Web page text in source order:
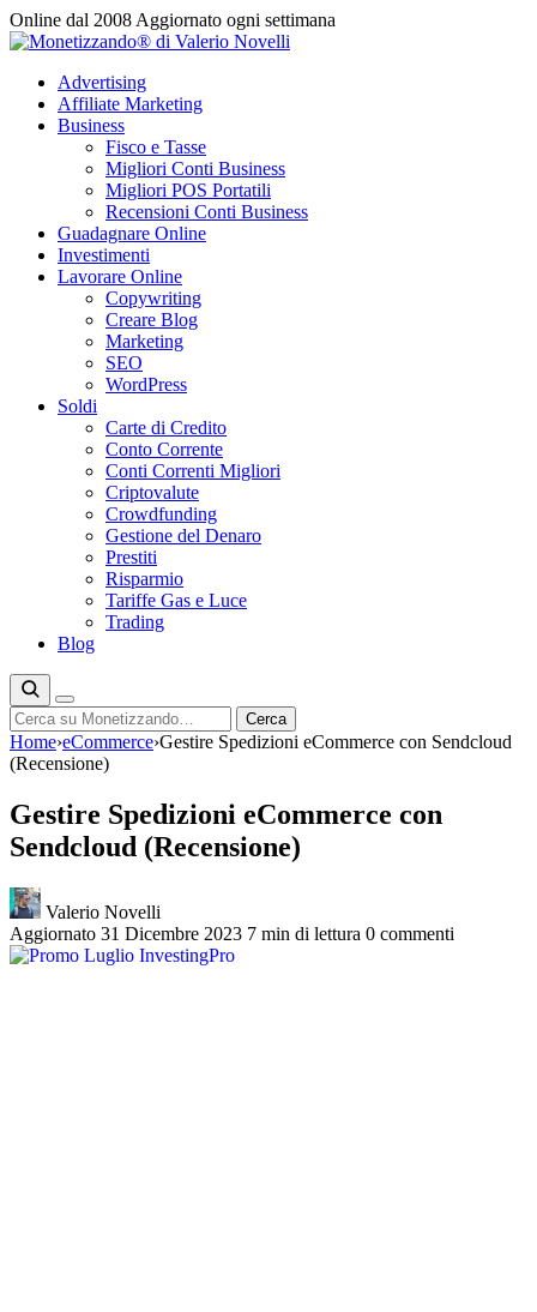
Vai
al
Online dal 2008 Aggiornato ogni settimana
Advertising
Affiliate Marketing
Business
Fisco e Tasse
Migliori Conti Business
Migliori POS Portatili
Recensioni Conti Business
Guadagnare Online
Investimenti
Lavorare Online
Copywriting
Creare Blog
Marketing
SEO
WordPress
Soldi
Carte di Credito
Conto Corrente
Conti Correnti Migliori
Criptovalute
Crowdfunding
Gestione del Denaro
Prestiti
Risparmio
Tariffe Gas e Luce
Trading
Blog
Cerca Cerca
Home›eCommerce›Gestire Spedizioni eCommerce con Sendcloud
(Recensione)
Gestire Spedizioni eCommerce con
Sendcloud (Recensione)
Valerio Novelli
Aggiornato 31 Dicembre 2023 7 min di lettura 0 commenti